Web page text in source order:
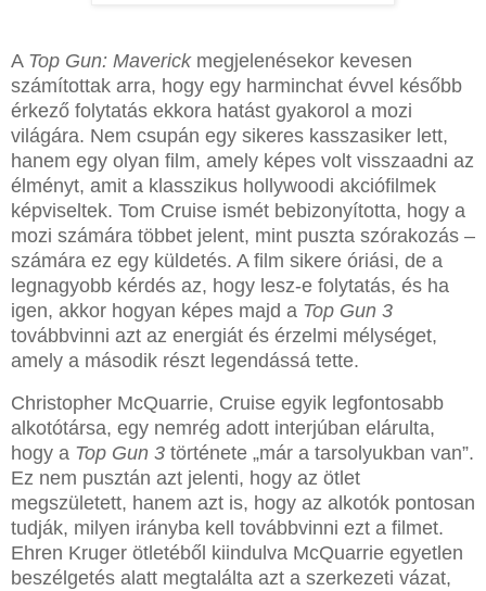
A Top Gun: Maverickmegjelenésekor kevesen
számítottak arra, hogy egy harminchat évvel később
érkező folytatás ekkora hatást gyakorol a mozi
világára. Nem csupán egy sikeres kasszasiker lett,
hanem egy olyan film, amely képes volt visszaadni az
élményt, amit a klasszikus hollywoodi akciófilmek
képviseltek. Tom Cruise ismét bebizonyította, hogy a
mozi számára többet jelent, mint puszta szórakozás –
számára ez egy küldetés. A film sikere óriási, de a
legnagyobb kérdés az, hogy lesz-e folytatás, és ha
igen, akkor hogyan képes majd a Top Gun 3
továbbvinni azt az energiát és érzelmi mélységet,
amely a második részt legendássá tette.
Christopher McQuarrie, Cruise egyik legfontosabb
alkotótársa, egy nemrég adott interjúban elárulta,
hogy a Top Gun 3 története „már a tarsolyukban van”.
Ez nem pusztán azt jelenti, hogy az ötlet
megszületett, hanem azt is, hogy az alkotók pontosan
tudják, milyen irányba kell továbbvinni ezt a filmet.
Ehren Kruger ötletéből kiindulva McQuarrie egyetlen
beszélgetés alatt megtalálta azt a szerkezeti vázat,